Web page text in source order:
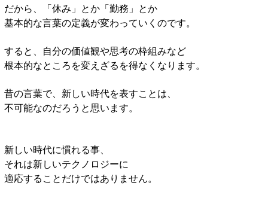
だから、「休み」とか「勤務」とか
基本的な言葉の定義が変わっていくのです。
すると、自分の価値観や思考の枠組みなど
根本的なところを変えざるを得なくなります。
昔の言葉で、新しい時代を表すことは、
不可能なのだろうと思います。
新しい時代に慣れる事、
それは新しいテクノロジーに
適応することだけではありません。